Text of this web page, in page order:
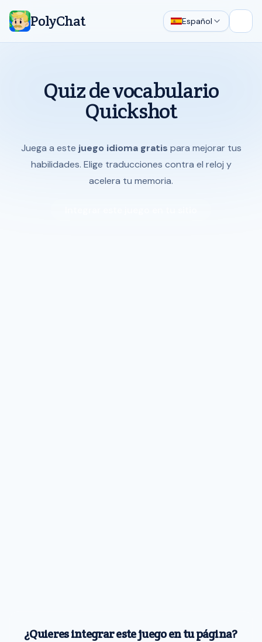
PolyChat Español
Quiz de vocabulario
Quickshot
Juega a este juego idioma gratis para mejorar tus
habilidades. Elige traducciones contra el reloj y
acelera tu memoria.
¿Quieres integrar este juego en tu página?